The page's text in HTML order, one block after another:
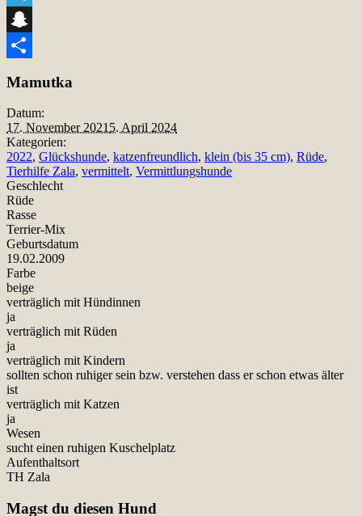
Telegram
Snapchat
Mamutka
Datum:
17. November 2021 5. April 2024
Kategorien:
2022, Glückshunde, katzenfreundlich, klein (bis 35 cm), Rüde,
Tierhilfe Zala, vermittelt, Vermittlungshunde
Geschlecht
Rüde
Rasse
Terrier-Mix
Geburtsdatum
19.02.2009
Farbe
beige
verträglich mit Hündinnen
ja
verträglich mit Rüden
ja
verträglich mit Kindern
sollten schon ruhiger sein bzw. verstehen dass er schon etwas älter
ist
verträglich mit Katzen
ja
Wesen
sucht einen ruhigen Kuschelplatz
Aufenthaltsort
TH Zala
Magst du diesen Hund